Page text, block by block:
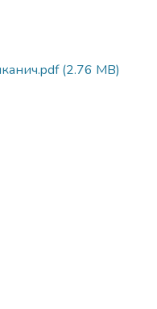
(2.76 MB)